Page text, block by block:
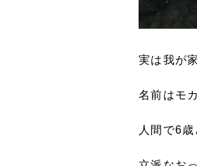
実は我が
名前はモ
人間で6